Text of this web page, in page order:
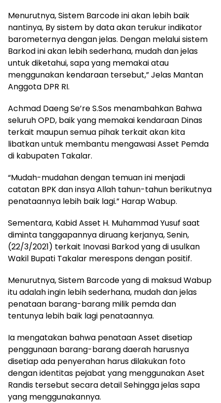
Menurutnya, Sistem Barcode ini akan lebih baik
nantinya, By sistem by data akan terukur indikator
barometernya dengan jelas. Dengan melalui sistem
Barkod ini akan lebih sederhana, mudah dan jelas
untuk diketahui, sapa yang memakai atau
menggunakan kendaraan tersebut,” Jelas Mantan
Anggota DPR RI.
Achmad Daeng Se’re S.Sos menambahkan Bahwa
seluruh OPD, baik yang memakai kendaraan Dinas
terkait maupun semua pihak terkait akan kita
libatkan untuk membantu mengawasi Asset Pemda
di kabupaten Takalar.
“Mudah-mudahan dengan temuan ini menjadi
catatan BPK dan insya Allah tahun-tahun berikutnya
penataannya lebih baik lagi.” Harap Wabup.
Sementara, Kabid Asset H. Muhammad Yusuf saat
diminta tanggapannya diruang kerjanya, Senin,
(22/3/2021) terkait Inovasi Barkod yang di usulkan
Wakil Bupati Takalar merespons dengan positif.
Menurutnya, Sistem Barcode yang di maksud Wabup
itu adalah ingin lebih sederhana, mudah dan jelas
penataan barang-barang milik pemda dan
tentunya lebih baik lagi penataannya.
Ia mengatakan bahwa penataan Asset disetiap
penggunaan barang-barang daerah harusnya
disetiap ada penyerahan harus dilakukan foto
dengan identitas pejabat yang menggunakan Aset
Randis tersebut secara detail Sehingga jelas sapa
yang menggunakannya.